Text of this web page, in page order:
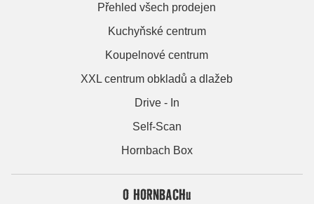
Přehled všech prodejen
Kuchyňské centrum
Koupelnové centrum
XXL centrum obkladů a dlažeb
Drive - In
Self-Scan
Hornbach Box
O HORNBACHu